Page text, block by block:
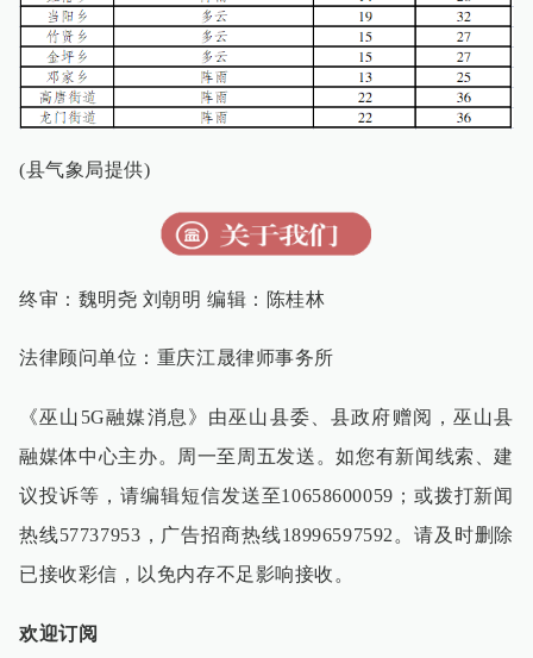
(县气象局提供)
终审：魏明尧 刘朝明 编辑：陈桂林
法律顾问单位：重庆江晟律师事务所
《巫山 5G融媒消息》由巫山县委、县政府赠阅，巫山县
融媒体中心主办。周一至周五发送。如您有新闻线索、建
议投诉等，请编辑短信发送至10658600059 ；或拨打新闻
热线57737953 ，广告招商热线18996597592 。请及时删除
已接收彩信，以免内存不足影响接收。
欢迎订阅